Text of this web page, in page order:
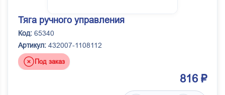
Тяга ручного управления
Код: 65340
Артикул: 432007-1108112
Под заказ
816 ₽